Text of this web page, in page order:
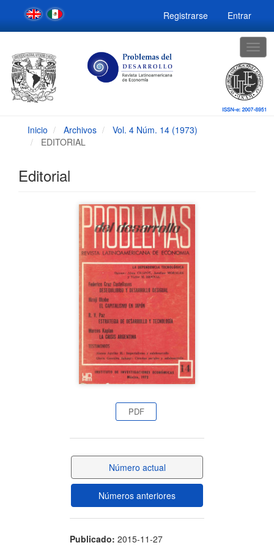
Navegación
principal
Contenido
Barra
lateral
Registrarse Entrar
Inicio Archivos
Vol. 4 Núm. 14 (1973)
EDITORIAL
Editorial
PDF
Número actual
Números anteriores
Publicado: 2015-11-27